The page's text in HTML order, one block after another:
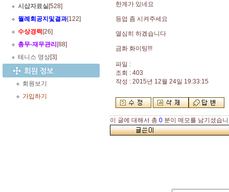
시삽자료실 [528]
월례회공지및결과[122]
수상경력 [26]
총무-재무관리 [88]
테니스 영상[3]
회원보기
가입하기
한계가 있네요
등업 좀 시켜주세요
열심히 하겠습니다
금화 화이팅!!!
파일 :
조회 : 403
작성 : 2015년 12월 24일 19:33:15
이 글에 대해서 총 0 분이 메모를 남기셨습